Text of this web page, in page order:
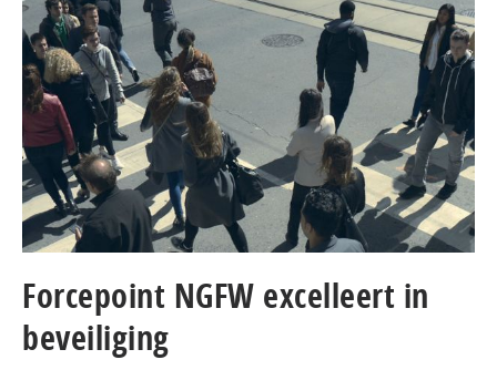
Forcepoint NGFW excelleert in
beveiliging